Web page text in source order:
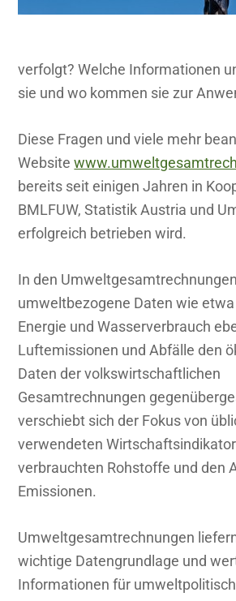
verfolgt? Welche Informationen
sie und wo kommen sie zur
Diese Fragen und viele mehr
Website
bereits seit einigen Jahren in
BMLFUW, Statistik Austria und
erfolgreich betrieben wird.
In den
umweltbezogene Daten wie
Energie und Wasserverbrauch
Luftemissionen und Abfälle den
Daten der volkswirtschaftlichen
Gesamtrechnungen
verschiebt sich der Fokus von
verwendeten
verbrauchten Rohstoffe und den
Emissionen.
Umweltgesamtrechnungen
wichtige Datengrundlage und
Informationen für